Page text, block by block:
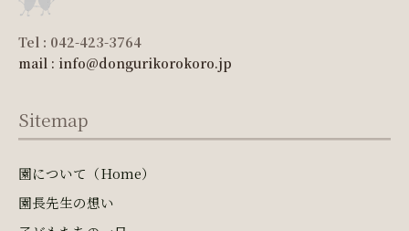
Tel : 042-423-3764
mail : info@dongurikorokoro.jp
Sitemap
園について（Home）
園長先生の想い